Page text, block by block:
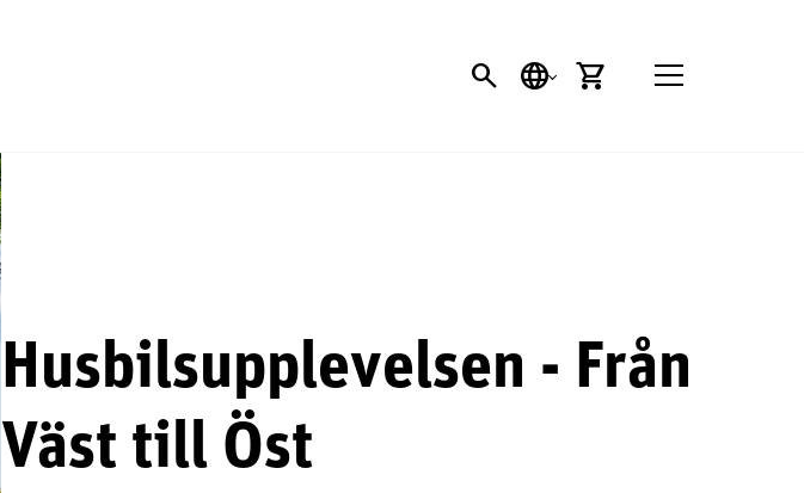
SÖKSPRÅKVARUKORG
Husbilsupplevelsen - Från
Väst till Öst